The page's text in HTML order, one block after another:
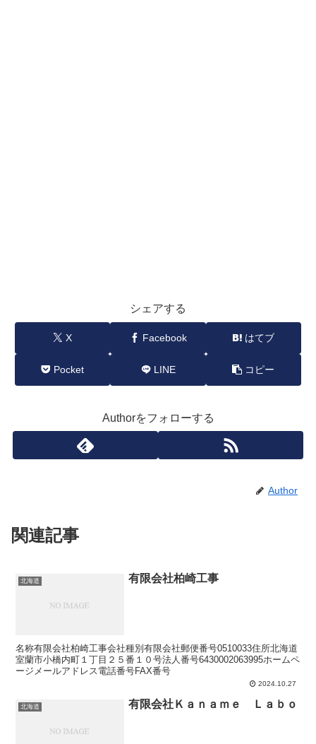
シェアする
X Facebook はてブ
Pocket LINE コピー
Authorをフォローする
Author
関連記事
北海道 有限会社柏崎工事
名称有限会社柏崎工事会社種別有限会社郵便番号0510033住所北海道
室蘭市小橋内町１丁目２５番１０号法人番号6430002063995ホームペ
ージメールアドレス電話番号FAX番号
2024.10.27
北海道 有限会社Ｋａｎａｍｅ Ｌａｂｏ